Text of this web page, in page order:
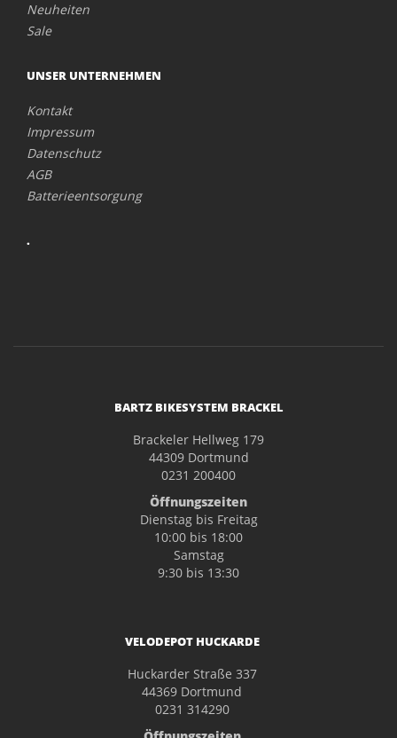
Neuheiten
Sale
UNSER UNTERNEHMEN
Kontakt
Impressum
Datenschutz
AGB
Batterieentsorgung
.
BARTZ BIKESYSTEM BRACKEL
Brackeler Hellweg 179
44309 Dortmund
0231 200400
Öffnungszeiten
Dienstag bis Freitag
10:00 bis 18:00
Samstag
9:30 bis 13:30
VELODEPOT HUCKARDE
Huckarder Straße 337
44369 Dortmund
0231 314290